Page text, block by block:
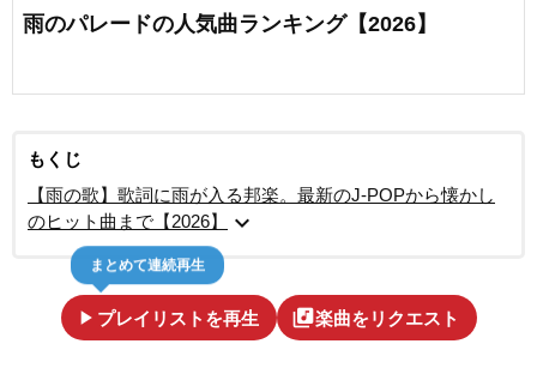
雨のパレードの人気曲ランキング【2026】
もくじ
【雨の歌】歌詞に雨が入る邦楽。最新のJ-POPから懐かし
のヒット曲まで【2026】
expand_more
play_arrow プレイリストを再生
まとめて連続再生
library_music楽曲をリクエスト